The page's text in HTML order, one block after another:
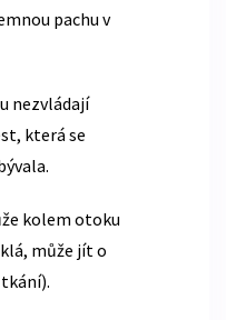
pachu v
nezvládají
která se
kolem otoku
může jít o